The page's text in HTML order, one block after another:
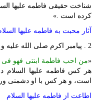
شناخت حقیقی فاطمه علیها
کرده است .»
آثار محبت به فاطمه علیها
2 . پیامبر اکرم صلی الله علیه و آله می فرمایند:
«من احب فاطمة ابنتی فهو فی
هر کس فاطمه علیها السلام
است، و هر کس با او دشمنی
اطاعت از فاطمه علیها السلام